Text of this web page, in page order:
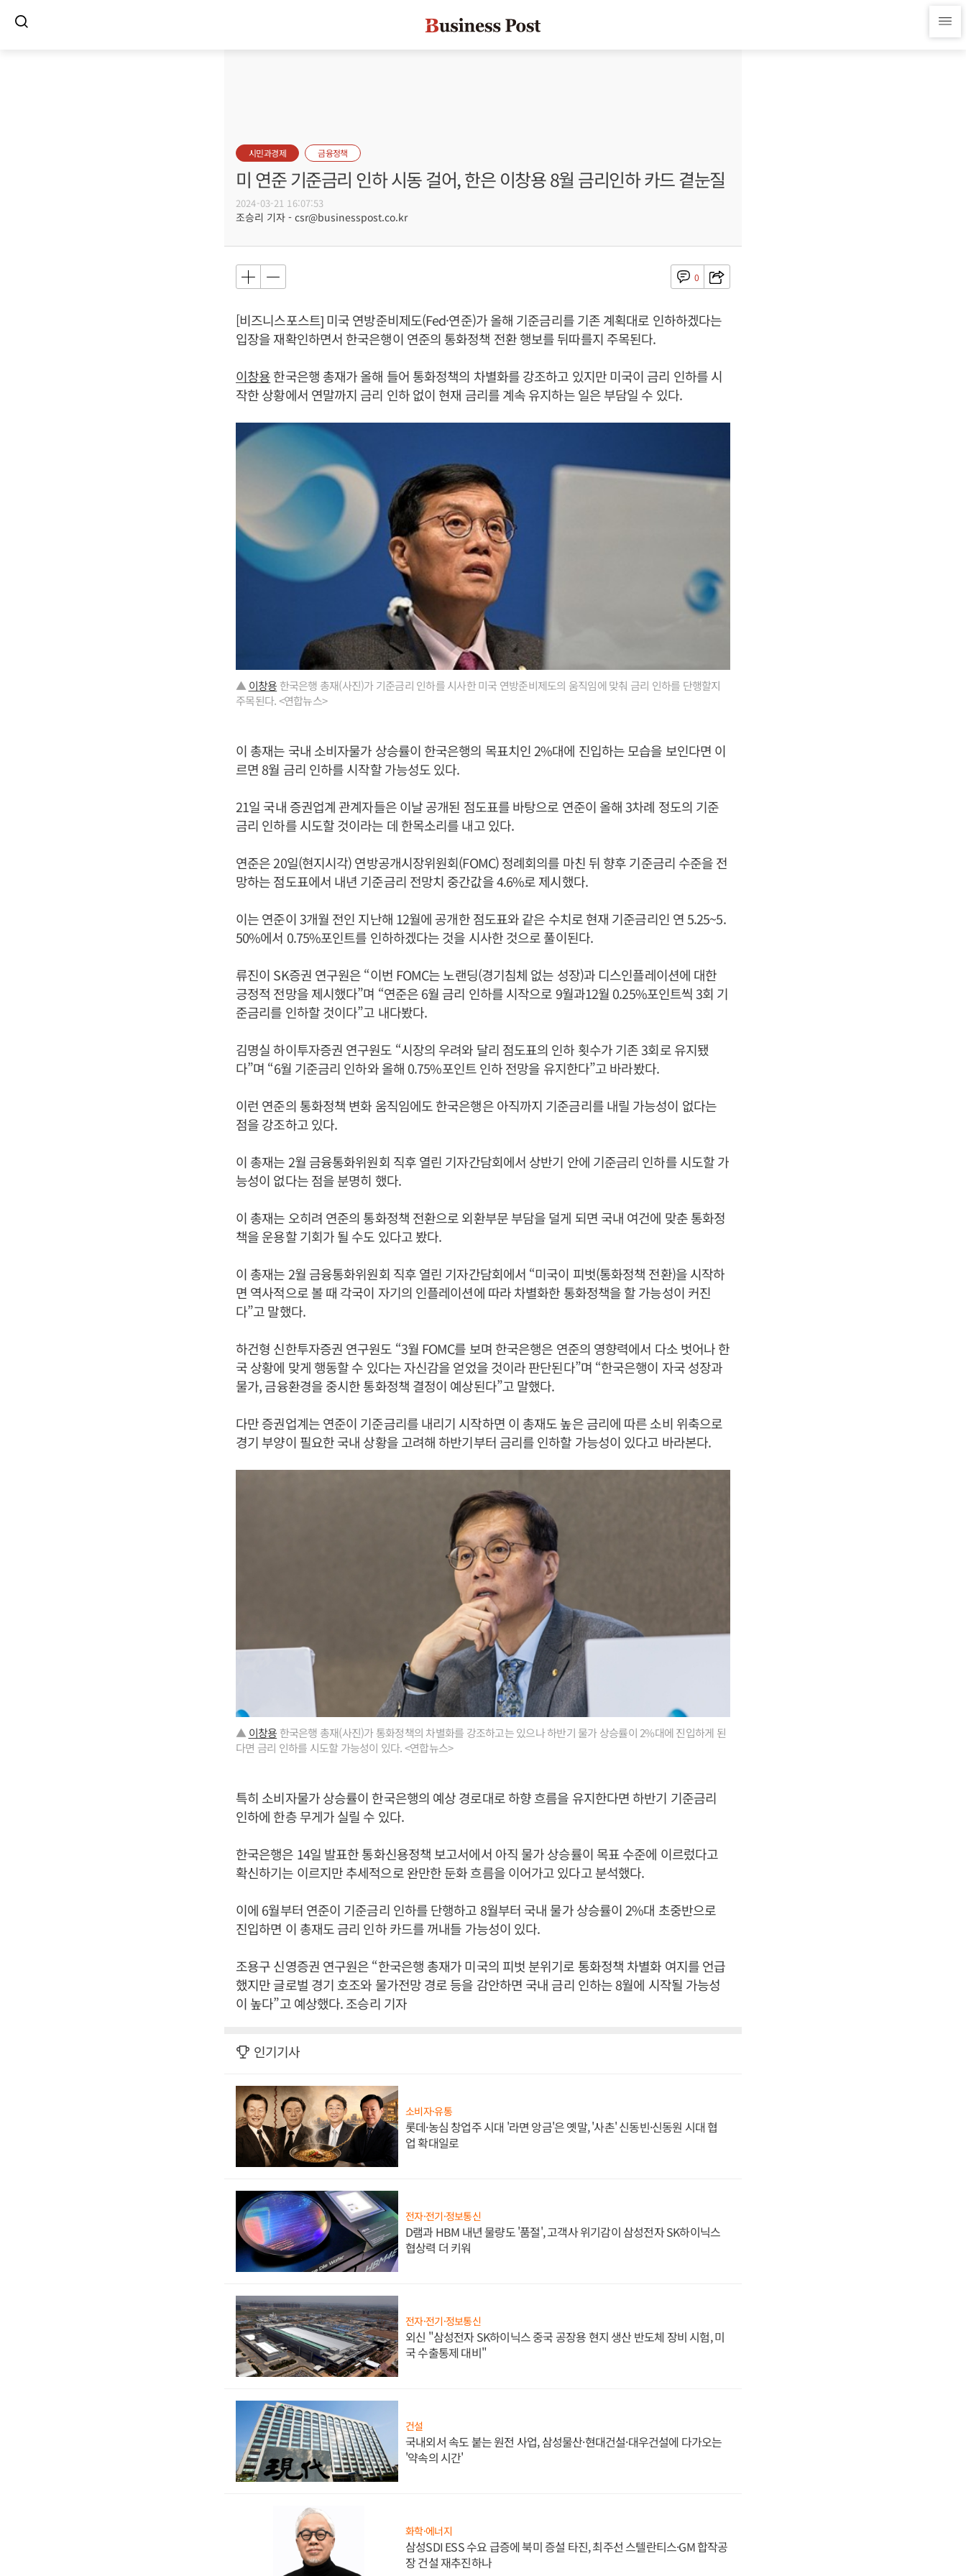
시민과경제 금융정책
미 연준 기준금리 인하 시동 걸어, 한은 이창용 8월 금리인하 카드 곁눈질
2024-03-21 16:07:53
조승리 기자 - csr@businesspost.co.kr
0
[비즈니스포스트] 미국 연방준비제도(Fed·연준)가 올해 기준금리를 기존 계획대로 인하하겠다는
입장을 재확인하면서 한국은행이 연준의 통화정책 전환 행보를 뒤따를지 주목된다.
이창용한국은행 총재가 올해 들어 통화정책의 차별화를 강조하고 있지만 미국이 금리 인하를 시
작한 상황에서 연말까지 금리 인하 없이 현재 금리를 계속 유지하는 일은 부담일 수 있다.
▲ 이창용 한국은행 총재(사진)가 기준금리 인하를 시사한 미국 연방준비제도의 움직임에 맞춰 금리 인하를 단행할지
주목된다. <연합뉴스>
이 총재는 국내 소비자물가 상승률이 한국은행의 목표치인 2%대에 진입하는 모습을 보인다면 이
르면 8월 금리 인하를 시작할 가능성도 있다.
21일 국내 증권업계 관계자들은 이날 공개된 점도표를 바탕으로 연준이 올해 3차례 정도의 기준
금리 인하를 시도할 것이라는 데 한목소리를 내고 있다.
연준은 20일(현지시각) 연방공개시장위원회(FOMC) 정례회의를 마친 뒤 향후 기준금리 수준을 전
망하는 점도표에서 내년 기준금리 전망치 중간값을 4.6%로 제시했다.
이는 연준이 3개월 전인 지난해 12월에 공개한 점도표와 같은 수치로 현재 기준금리인 연 5.25~5.
50%에서 0.75%포인트를 인하하겠다는 것을 시사한 것으로 풀이된다.
류진이 SK증권 연구원은 “이번 FOMC는 노랜딩(경기침체 없는 성장)과 디스인플레이션에 대한
긍정적 전망을 제시했다”며 “연준은 6월 금리 인하를 시작으로 9월과12월 0.25%포인트씩 3회 기
준금리를 인하할 것이다”고 내다봤다.
김명실 하이투자증권 연구원도 “시장의 우려와 달리 점도표의 인하 횟수가 기존 3회로 유지됐
다”며 “6월 기준금리 인하와 올해 0.75%포인트 인하 전망을 유지한다”고 바라봤다.
이런 연준의 통화정책 변화 움직임에도 한국은행은 아직까지 기준금리를 내릴 가능성이 없다는
점을 강조하고 있다.
이 총재는 2월 금융통화위원회 직후 열린 기자간담회에서 상반기 안에 기준금리 인하를 시도할 가
능성이 없다는 점을 분명히 했다.
이 총재는 오히려 연준의 통화정책 전환으로 외환부문 부담을 덜게 되면 국내 여건에 맞춘 통화정
책을 운용할 기회가 될 수도 있다고 봤다.
이 총재는 2월 금융통화위원회 직후 열린 기자간담회에서 “미국이 피벗(통화정책 전환)을 시작하
면 역사적으로 볼 때 각국이 자기의 인플레이션에 따라 차별화한 통화정책을 할 가능성이 커진
다”고 말했다.
하건형 신한투자증권 연구원도 “3월 FOMC를 보며 한국은행은 연준의 영향력에서 다소 벗어나 한
국 상황에 맞게 행동할 수 있다는 자신감을 얻었을 것이라 판단된다”며 “한국은행이 자국 성장과
물가, 금융환경을 중시한 통화정책 결정이 예상된다”고 말했다.
다만 증권업계는 연준이 기준금리를 내리기 시작하면 이 총재도 높은 금리에 따른 소비 위축으로
경기 부양이 필요한 국내 상황을 고려해 하반기부터 금리를 인하할 가능성이 있다고 바라본다.
▲ 이창용 한국은행 총재(사진)가 통화정책의 차별화를 강조하고는 있으나 하반기 물가 상승률이 2%대에 진입하게 된
다면 금리 인하를 시도할 가능성이 있다. <연합뉴스>
특히 소비자물가 상승률이 한국은행의 예상 경로대로 하향 흐름을 유지한다면 하반기 기준금리
인하에 한층 무게가 실릴 수 있다.
한국은행은 14일 발표한 통화신용정책 보고서에서 아직 물가 상승률이 목표 수준에 이르렀다고
확신하기는 이르지만 추세적으로 완만한 둔화 흐름을 이어가고 있다고 분석했다.
이에 6월부터 연준이 기준금리 인하를 단행하고 8월부터 국내 물가 상승률이 2%대 초중반으로
진입하면 이 총재도 금리 인하 카드를 꺼내들 가능성이 있다.
조용구 신영증권 연구원은 “한국은행 총재가 미국의 피벗 분위기로 통화정책 차별화 여지를 언급
했지만 글로벌 경기 호조와 물가전망 경로 등을 감안하면 국내 금리 인하는 8월에 시작될 가능성
이 높다”고 예상했다. 조승리 기자
인기기사
소비자·유통
롯데·농심 창업주 시대 '라면 앙금'은 옛말, '사촌' 신동빈·신동원 시대 협
업 확대일로
전자·전기·정보통신
D램과 HBM 내년 물량도 '품절', 고객사 위기감이 삼성전자 SK하이닉스
협상력 더 키워
전자·전기·정보통신
외신 "삼성전자 SK하이닉스 중국 공장용 현지 생산 반도체 장비 시험, 미
국 수출통제 대비"
건설
국내외서 속도 붙는 원전 사업, 삼성물산·현대건설·대우건설에 다가오는
'약속의 시간'
화학·에너지
삼성SDI ESS 수요 급증에 북미 증설 타진, 최주선 스텔란티스·GM 합작공
장 건설 재추진하나